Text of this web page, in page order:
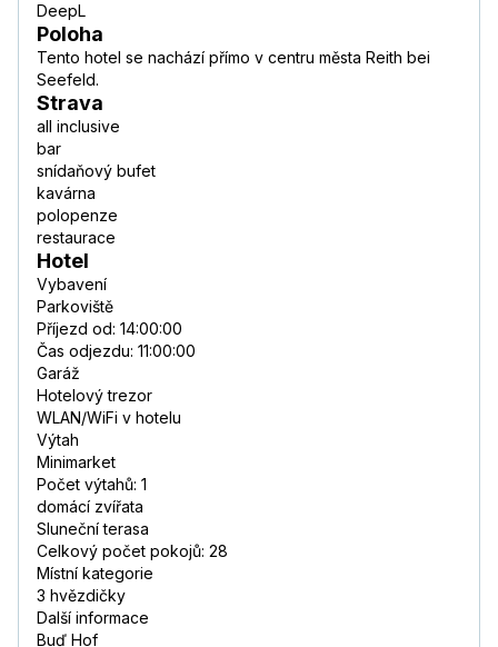
DeepL
Poloha
Tento hotel se nachází přímo v centru města Reith bei
Seefeld.
Strava
all inclusive
bar
snídaňový bufet
kavárna
polopenze
restaurace
Hotel
Vybavení
Parkoviště
Příjezd od: 14:00:00
Čas odjezdu: 11:00:00
Garáž
Hotelový trezor
WLAN/WiFi v hotelu
Výtah
Minimarket
Počet výtahů: 1
domácí zvířata
Sluneční terasa
Celkový počet pokojů: 28
Místní kategorie
3 hvězdičky
Další informace
Buď Hof